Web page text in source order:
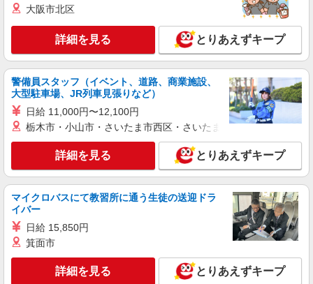
大阪市北区
詳細を見る とりあえずキープ
警備員スタッフ（イベント、道路、商業施設、
大型駐車場、JR列車見張りなど）
日給 11,000円〜12,100円
栃木市・小山市・さいたま市西区・さいたま市岩槻区・久喜市・
詳細を見る とりあえずキープ
マイクロバスにて教習所に通う生徒の送迎ドラ
イバー
日給 15,850円
箕面市
詳細を見る とりあえずキープ